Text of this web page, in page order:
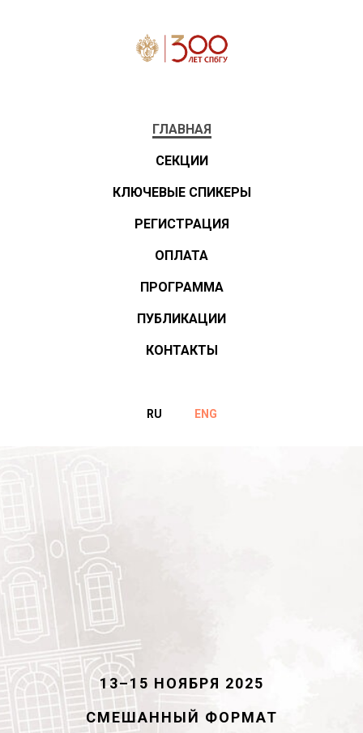
ГЛАВНАЯ
СЕКЦИИ
КЛЮЧЕВЫЕ СПИКЕРЫ
РЕГИСТРАЦИЯ
ОПЛАТА
ПРОГРАММА
ПУБЛИКАЦИИ
КОНТАКТЫ
RU ENG
13–15 НОЯБРЯ 2025
СМЕШАННЫЙ ФОРМАТ